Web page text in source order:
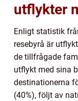
utflykter
Enligt statistik
resebyrå är
de tillfrågade
utflykt med sina
destinationerna
(40%), följt av